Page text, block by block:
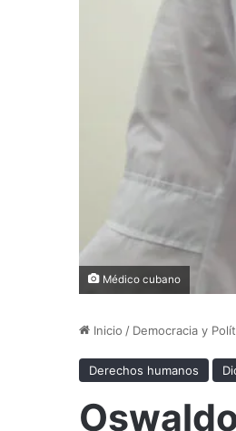
Médico cubano
Inicio / Democracia y
Derechos humanos